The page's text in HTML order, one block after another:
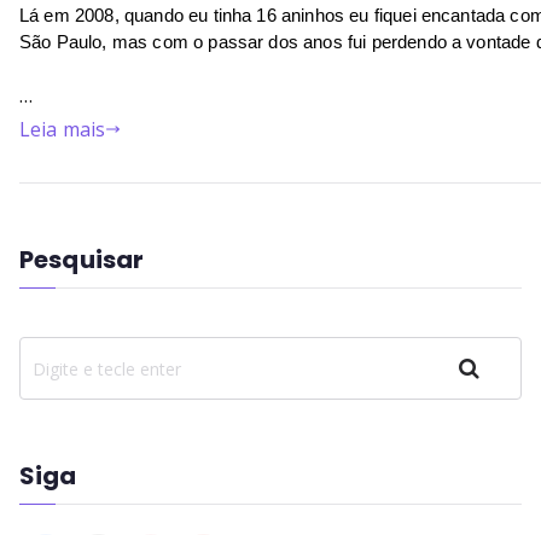
Lá em 2008, quando eu tinha 16 aninhos eu fiquei encantada
São Paulo, mas com o passar dos anos fui perdendo a
…
Leia mais
Pesquisar
Pesquisar
Siga